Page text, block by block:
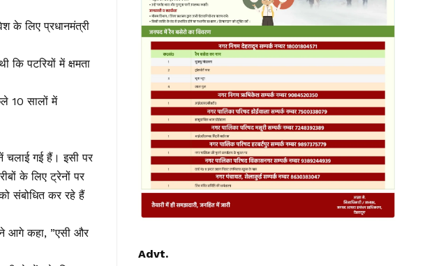
के लिए प्रधानमंत्री
पटरियों में क्षमता
10 सालों में
चलाई गई हैं। इसी पर
के लिए ट्रेनों पर
संबोधित कर रहे हैं
ने आगे कहा, ”एसी और
Advt.